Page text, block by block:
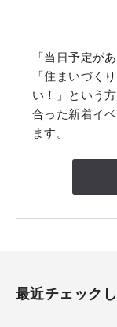
「当日予定が
「住まいづく
い！」という
合った新着イ
ます。
最近チェック